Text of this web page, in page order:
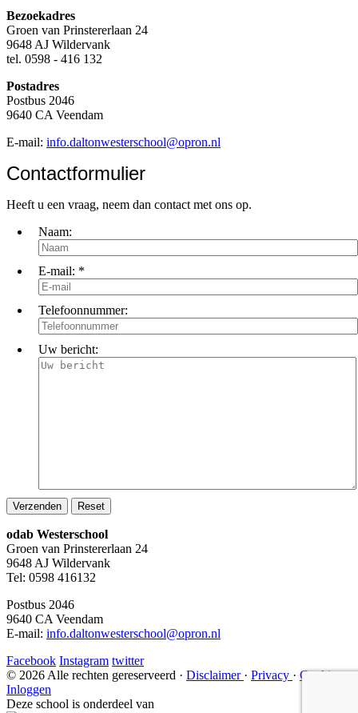
Bezoekadres
Groen van Prinstererlaan 24
9648 AJ Wildervank
tel. 0598 - 416 132
Postadres
Postbus 2046
9640 CA Veendam
E-mail: info.daltonwesterschool@opron.nl
Contactformulier
Heeft u een vraag, neem dan contact met ons op.
Naam:
E-mail: *
Telefoonnummer:
Uw bericht:
odab Westerschool
Groen van Prinstererlaan 24
9648 AJ Wildervank
Tel: 0598 416132
Postbus 2046
9640 CA Veendam
E-mail: info.daltonwesterschool@opron.nl
Facebook Instagram twitter
© 2026 Alle rechten gereserveerd · Disclaimer · Privacy · Cookies
Inloggen
Deze school is onderdeel van